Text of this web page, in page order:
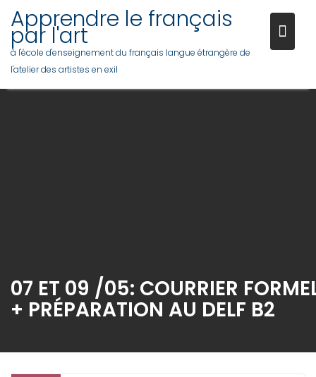
content
Apprendre le français
par l'art
à l'école d'enseignement du français langue étrangère de
l'atelier des artistes en exil
07 ET 09 /05: COURRIER
+ PRÉPARATION AU DELF B2